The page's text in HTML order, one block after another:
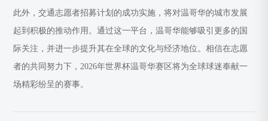
此外，交通志愿者招募计划的成功实施，将对温哥华的城市发展
起到积极的推动作用。通过这一平台，温哥华能够吸引更多的国
际关注，并进一步提升其在全球的文化与经济地位。相信在志愿
者的共同努力下，2026年世界杯温哥华赛区将为全球球迷奉献一
场精彩纷呈的赛事。